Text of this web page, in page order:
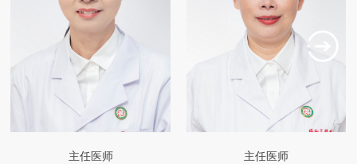
主任医师
主任医师